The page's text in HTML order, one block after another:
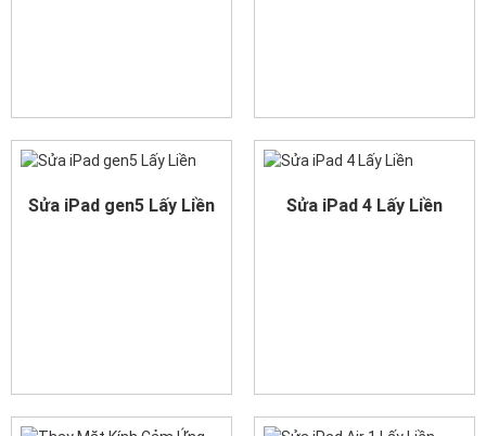
Sửa iPad gen5 Lấy Liền Sửa iPad 4 Lấy Liền